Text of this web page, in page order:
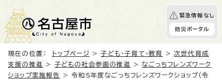
緊急情報なし
防災ポータル
現在の位置： トップページ >子ども・子育て・教育 >次世代育成
支援の推進
> 子どもの社会参画の推進 >なごっちフレンズワーク
ショップ実施報告
> 令和5年度なごっちフレンズワークショップ（令